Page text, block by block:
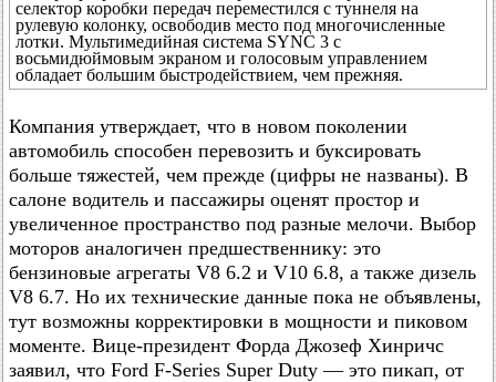
селектор коробки передач переместился с туннеля на
рулевую колонку, освободив место под многочисленные
лотки. Мультимедийная система SYNC 3 с
восьмидюймовым экраном и голосовым управлением
обладает большим быстродействием, чем прежняя.
Компания утверждает, что в новом поколении
автомобиль способен перевозить и буксировать
больше тяжестей, чем прежде (цифры не названы). В
салоне водитель и пассажиры оценят простор и
увеличенное пространство под разные мелочи. Выбор
моторов аналогичен предшественнику: это
бензиновые агрегаты V8 6.2 и V10 6.8, а также дизель
V8 6.7. Но их технические данные пока не объявлены,
тут возможны корректировки в мощности и пиковом
моменте. Вице-президент Форда Джозеф Хинричс
заявил, что Ford F-Series Super Duty — это пикап, от